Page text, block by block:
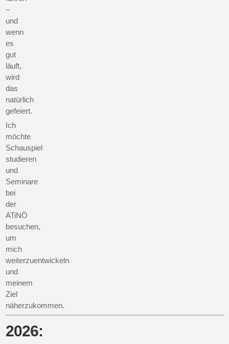
–
und
wenn
es
gut
läuft,
wird
das
natürlich
gefeiert.
Ich
möchte
Schauspiel
studieren
und
Seminare
bei
der
ATiNÖ
besuchen,
um
mich
weiterzuentwickeln
und
meinem
Ziel
näherzukommen.
2026: